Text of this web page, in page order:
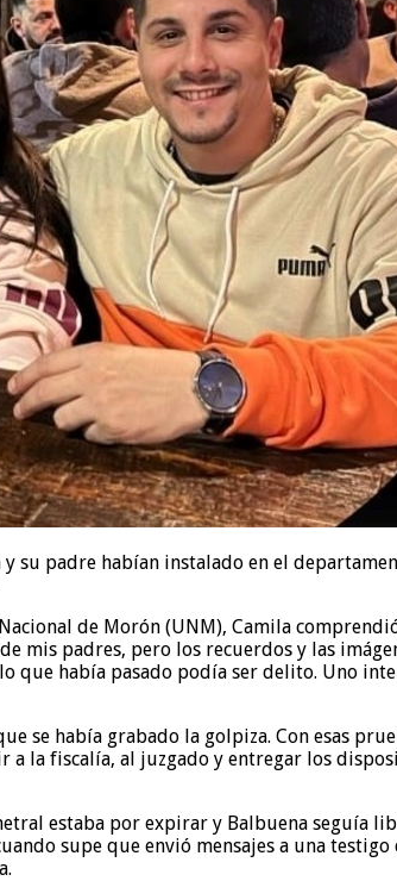
padre habían instalado en el
de Morón (UNM), Camila
mis padres, pero los recuerdos y las
había pasado podía ser delito. Uno
se había grabado la golpiza. Con esas
a la fiscalía, al juzgado y entregar los
estaba por expirar y Balbuena seguía
supe que envió mensajes a una